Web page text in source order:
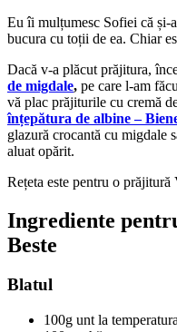
Eu îi mulțumesc Sofiei că și-
bucura cu toții de ea. Chiar
Dacă v-a plăcut prăjitura,
de migdale, pe care l-am
vă plac prăjiturile cu cremă
înțepătura de albine –
glazură crocantă cu migdale
aluat opărit.
Rețeta este pentru o prăjitură
Ingrediente
Beste
Blatul
100g unt la